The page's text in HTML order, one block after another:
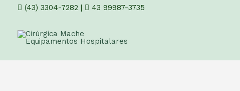
(43) 3304-7282 | 43 99987-3735